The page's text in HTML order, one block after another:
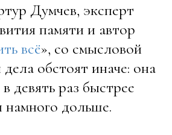
Думчев, эксперт
памяти и автор
всё», со смысловой
обстоят иначе: она
девять раз быстрее
намного дольше.